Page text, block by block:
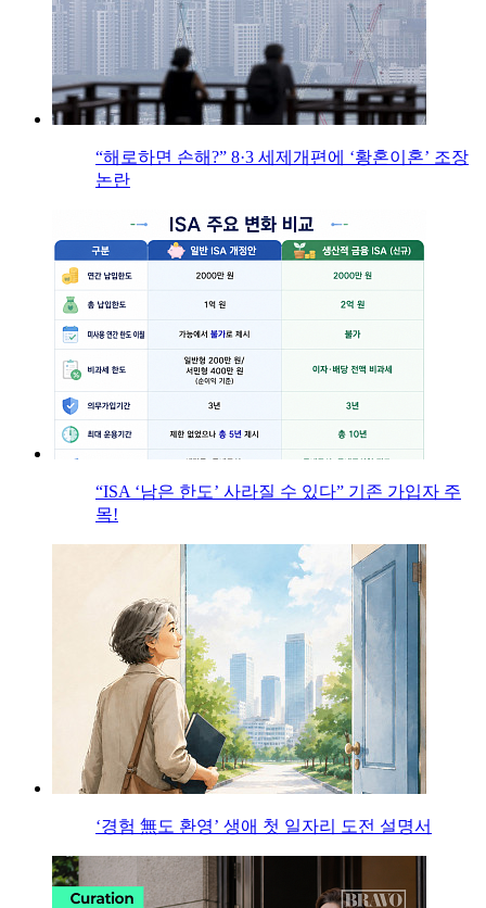
“해로하면 손해?” 8·3 세제개편에 ‘황혼이혼’ 조장
논란
“ISA ‘남은 한도’ 사라질 수 있다” 기존 가입자 주
목!
‘경험 無도 환영’ 생애 첫 일자리 도전 설명서